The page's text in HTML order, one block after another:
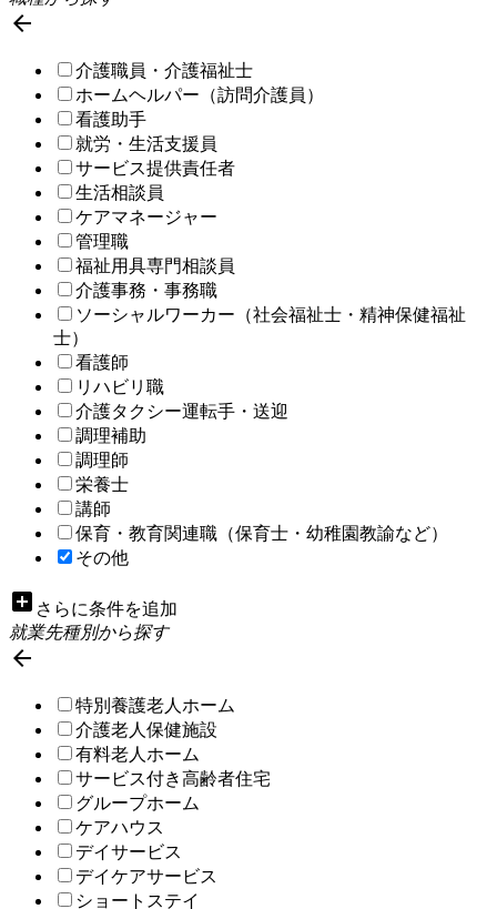

介護職員・介護福祉士
ホームヘルパー（訪問介護員）
看護助手
就労・生活支援員
サービス提供責任者
生活相談員
ケアマネージャー
管理職
福祉用具専門相談員
介護事務・事務職
ソーシャルワーカー（社会福祉士・精神保健福祉
士）
看護師
リハビリ職
介護タクシー運転手・送迎
調理補助
調理師
栄養士
講師
保育・教育関連職（保育士・幼稚園教諭など）
その他
add_box さらに条件を追加
就業先種別から探す

特別養護老人ホーム
介護老人保健施設
有料老人ホーム
サービス付き高齢者住宅
グループホーム
ケアハウス
デイサービス
デイケアサービス
ショートステイ